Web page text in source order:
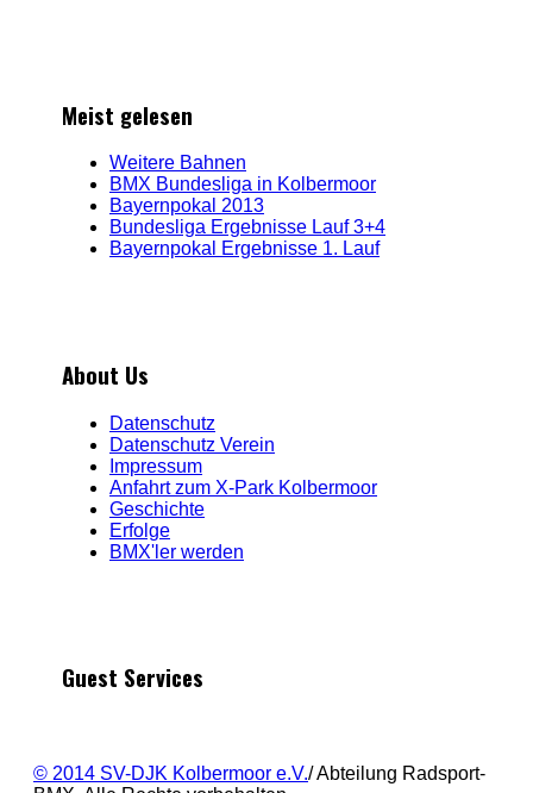
Meist gelesen
Weitere Bahnen
BMX Bundesliga in Kolbermoor
Bayernpokal 2013
Bundesliga Ergebnisse Lauf 3+4
Bayernpokal Ergebnisse 1. Lauf
About Us
Datenschutz
Datenschutz Verein
Impressum
Anfahrt zum X-Park Kolbermoor
Geschichte
Erfolge
BMX'ler werden
Guest Services
© 2014 SV-DJK Kolbermoor e.V./ Abteilung Radsport-